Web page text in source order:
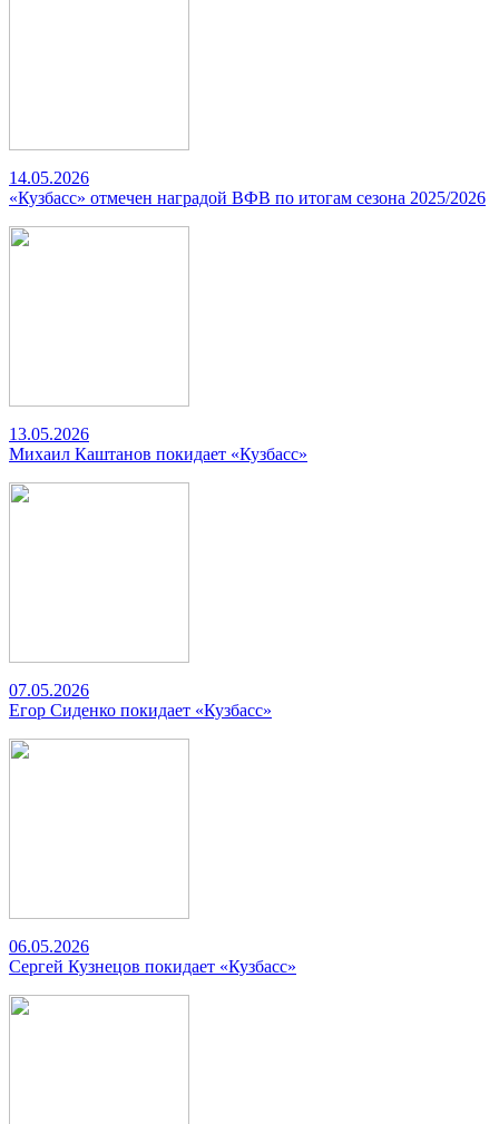
14.05.2026
«Кузбасс» отмечен наградой ВФВ по итогам сезона 2025/2026
13.05.2026
Михаил Каштанов покидает «Кузбасс»
07.05.2026
Егор Сиденко покидает «Кузбасс»
06.05.2026
Сергей Кузнецов покидает «Кузбасс»